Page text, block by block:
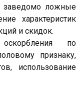
заведомо ложные
характеристик
и скидок.
по
признаку,
использование